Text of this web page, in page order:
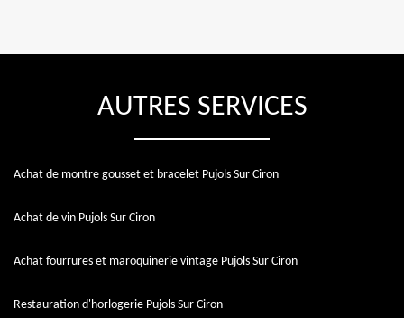
AUTRES SERVICES
Achat de montre gousset et bracelet Pujols Sur Ciron
Achat de vin Pujols Sur Ciron
Achat fourrures et maroquinerie vintage Pujols Sur Ciron
Restauration d'horlogerie Pujols Sur Ciron